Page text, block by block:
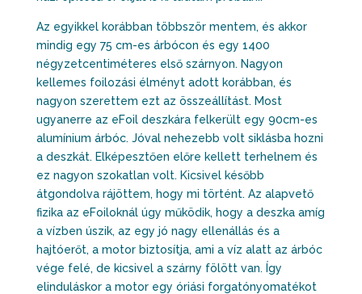
Az egyikkel korábban többször mentem, és akkor
mindig egy 75 cm-es árbócon és egy 1400
négyzetcentiméteres első szárnyon. Nagyon
kellemes foilozási élményt adott korábban, és
nagyon szerettem ezt az összeállítást. Most
ugyanerre az eFoil deszkára felkerült egy 90cm-es
alumínium árbóc. Jóval nehezebb volt siklásba hozni
a deszkát. Elképesztően előre kellett terhelnem és
ez nagyon szokatlan volt. Kicsivel később
átgondolva rájöttem, hogy mi történt. Az alapvető
fizika az eFoiloknál úgy működik, hogy a deszka amíg
a vízben úszik, az egy jó nagy ellenállás és a
hajtóerőt, a motor biztosítja, ami a víz alatt az árbóc
vége felé, de kicsivel a szárny fölött van. Így
elinduláskor a motor egy óriási forgatónyomatékot